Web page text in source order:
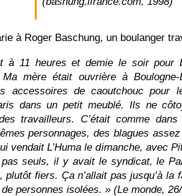
à Roger Baschung, un boulanger
à 11 heures et demie le soir pour
Ma mère était ouvrière à
accessoires de caoutchouc pour
dans un petit meublé. Ils ne
travailleurs. C’était comme
personnages, des blagues
vendait L’Huma le dimanche, avec
seuls, il y avait le syndicat, le
plutôt fiers. Ça n’allait pas jusqu’à la
personnes isolées. » (Le monde,